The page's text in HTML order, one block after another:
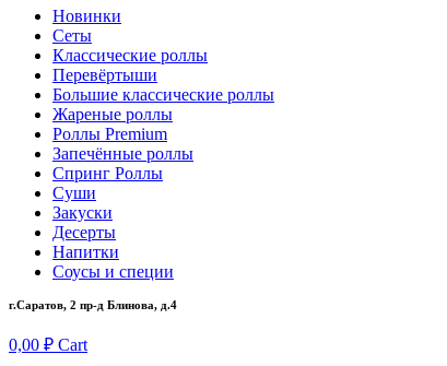
Новинки
Сеты
Классические роллы
Перевёртыши
Большие классические роллы
Жареные роллы
Роллы Premium
Запечённые роллы
Спринг Роллы
Суши
Закуски
Десерты
Напитки
Соусы и специи
г.Саратов, 2 пр-д Блинова, д.4
0,00 ₽ Cart